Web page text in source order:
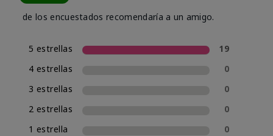
de los encuestados recomendaría a un amigo.
5 estrellas
19
4 estrellas
0
3 estrellas
0
2 estrellas
0
1 estrella
0